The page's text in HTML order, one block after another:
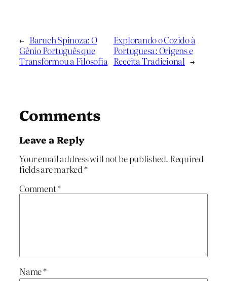
← Baruch Spinoza: O
Gênio Português que
Transformou a Filosofia
Explorando o Cozido à
Portuguesa: Origens e
Receita Tradicional →
Comments
Leave a Reply
Your email address will not be published. Required
fields are marked*
Comment*
Name*